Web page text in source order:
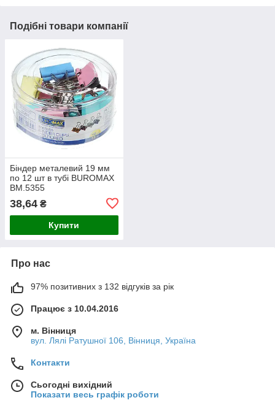
Подібні товари компанії
Біндер металевий 19 мм
по 12 шт в тубі BUROMAX
BM.5355
38,64 ₴
Купити
Про нас
97% позитивних з 132 відгуків за рік
Працює з 10.04.2016
м. Вінниця
вул. Лялі Ратушної 106, Вінниця, Україна
Контакти
Сьогодні вихідний
Показати весь графік роботи